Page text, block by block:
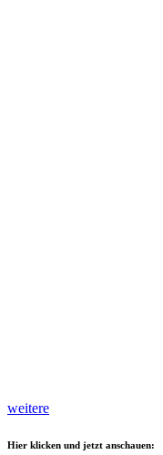
weitere
Hier klicken und jetzt anschauen: